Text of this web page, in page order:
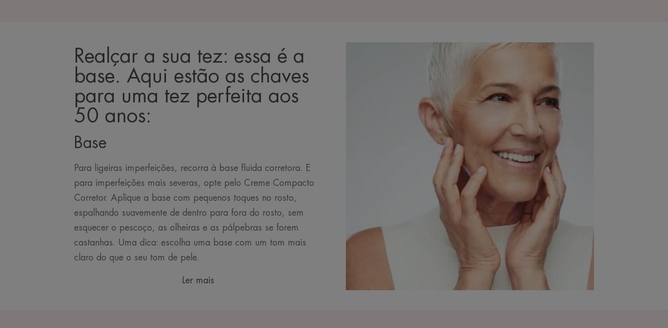
Realçar a sua tez: essa é a
base. Aqui estão as chaves
para uma tez perfeita aos
50 anos:
Base
Para ligeiras imperfeições, recorra à base fluida corretora. E
para imperfeições mais severas, opte pelo Creme Compacto
Corretor. Aplique a base com pequenos toques no rosto,
espalhando suavemente de dentro para fora do rosto, sem
esquecer o pescoço, as olheiras e as pálpebras se forem
castanhas. Uma dica: escolha uma base com um tom mais
claro do que o seu tom de pele.
Ler mais